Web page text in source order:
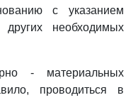
с указанием
необходимых
- материальных
проводиться в